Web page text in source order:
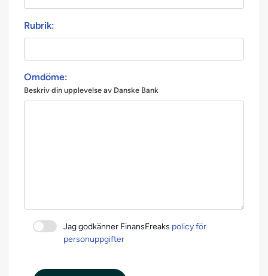
Rubrik:
Omdöme:
Beskriv din upplevelse av Danske Bank
Jag godkänner FinansFreaks policy för
personuppgifter